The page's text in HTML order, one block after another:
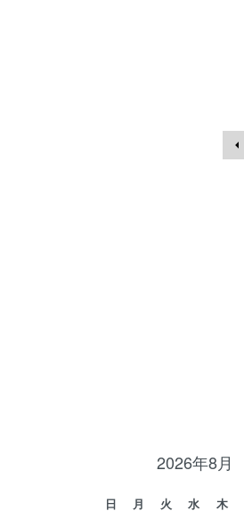
2026年8月
日 月 火 水 木